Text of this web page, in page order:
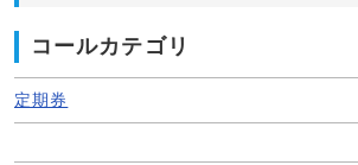
コールカテゴリ
定期券